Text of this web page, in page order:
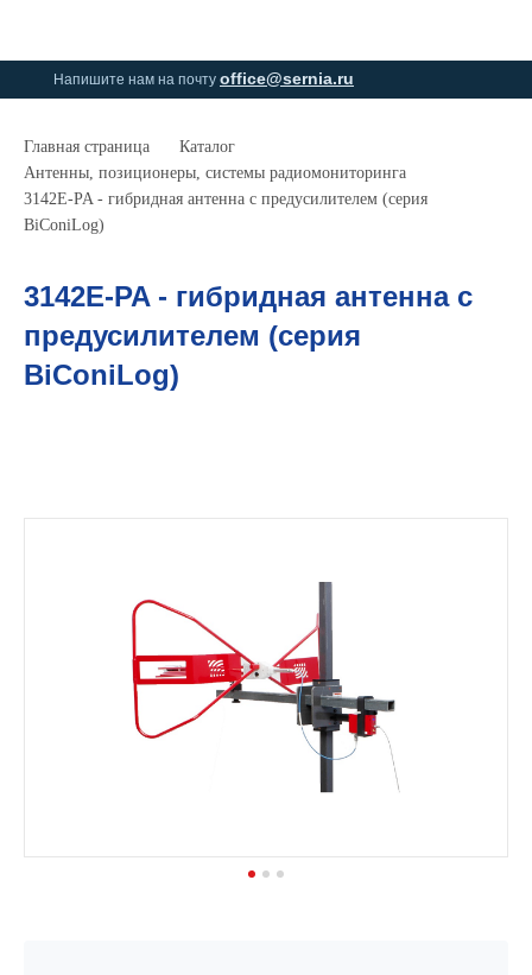
Напишите нам на почту office@sernia.ru
Главная страница
Каталог
Антенны, позиционеры, системы радиомониторинга
3142E-PA - гибридная антенна с предусилителем (серия
BiConiLog)
3142E-PA - гибридная антенна с
предусилителем (серия
BiConiLog)